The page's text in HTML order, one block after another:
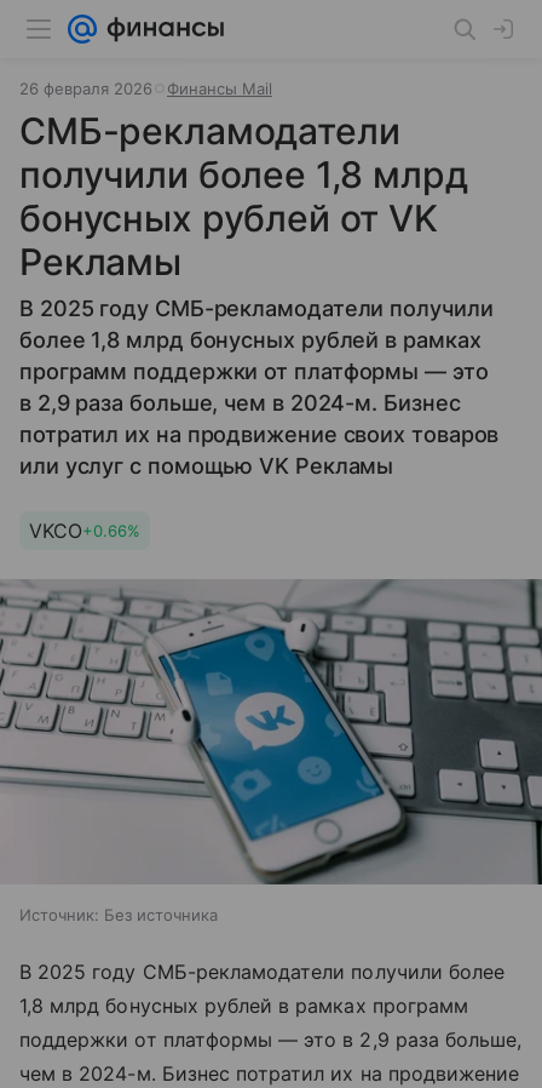
26 февраля 2026 Финансы Mail
СМБ-рекламодатели
получили более 1,8 млрд
бонусных рублей от VK
Рекламы
В 2025 году СМБ-рекламодатели получили
более 1,8 млрд бонусных рублей в рамках
программ поддержки от платформы — это
в 2,9 раза больше, чем в 2024-м. Бизнес
потратил их на продвижение своих товаров
или услуг с помощью VK Рекламы
VKCO+0.66%
Источник: Без источника
В 2025 году СМБ-рекламодатели получили более
1,8 млрд бонусных рублей в рамках программ
поддержки от платформы — это в 2,9 раза больше,
чем в 2024-м. Бизнес потратил их на продвижение